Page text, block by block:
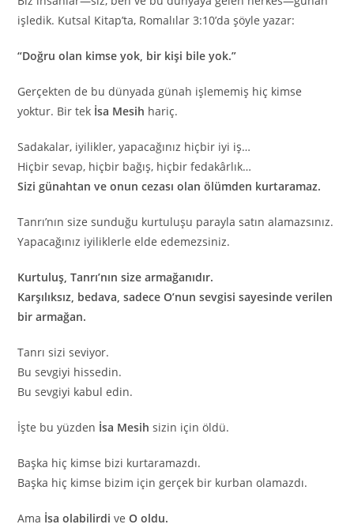
işledik. Kutsal Kitap’ta, Romalılar 3:10’da şöyle yazar:
“Doğru olan kimse yok, bir kişi bile yok.”
Gerçekten de bu dünyada günah işlememiş hiç kimse
yoktur. Bir tek İsa Mesih hariç.
Sadakalar, iyilikler, yapacağınız hiçbir iyi iş…
Hiçbir sevap, hiçbir bağış, hiçbir fedakârlık…
Sizi günahtan ve onun cezası olan ölümden kurtaramaz.
Tanrı’nın size sunduğu kurtuluşu parayla satın alamazsınız.
Yapacağınız iyiliklerle elde edemezsiniz.
Kurtuluş, Tanrı’nın size armağanıdır.
Karşılıksız, bedava, sadece O’nun sevgisi sayesinde verilen
bir armağan.
Tanrı sizi seviyor.
Bu sevgiyi hissedin.
Bu sevgiyi kabul edin.
İşte bu yüzden İsa Mesih sizin için öldü.
Başka hiç kimse bizi kurtaramazdı.
Başka hiç kimse bizim için gerçek bir kurban olamazdı.
Ama İsa olabilirdi veO oldu.